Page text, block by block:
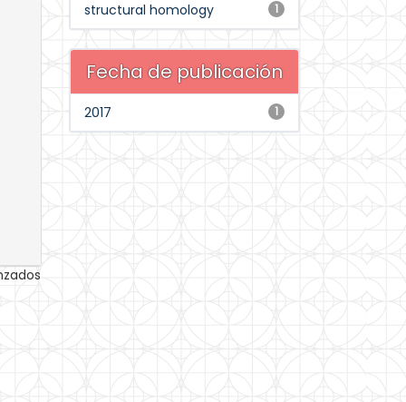
1
structural homology
Fecha de publicación
1
2017